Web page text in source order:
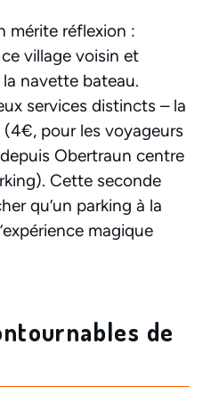
mérite réflexion :
village voisin et
navette bateau.
services distincts – la
pour les voyageurs
Obertraun centre
Cette seconde
qu’un parking à la
magique
de